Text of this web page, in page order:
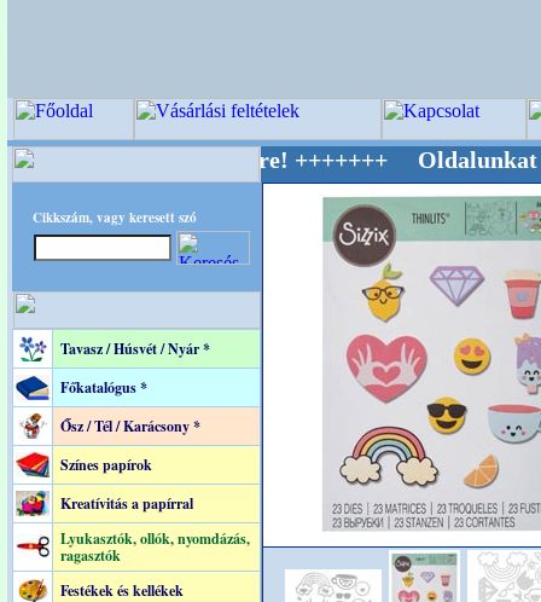
Cikkszám, vagy keresett szó
Tavasz / Húsvét / Nyár *
Főkatalógus *
Ősz / Tél / Karácsony *
Színes papírok
Kreatívitás a papírral
Lyukasztók, ollók, nyomdázás,
ragasztók
Festékek és kellékek
Világ Mestere! +++++++ Oldalunkat